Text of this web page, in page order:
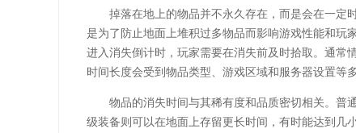
掉落在地上的物品并不永久存在，而是会在一定
是为了防止地面上堆积过多物品而影响游戏性能和玩
进入消失倒计时，玩家需要在消失前及时拾取。通常
时间长度会受到物品类型、游戏区域和服务器设置等
物品的消失时间与其稀有度和品质密切相关。普
级装备则可以在地面上存留更长时间，有时能达到几